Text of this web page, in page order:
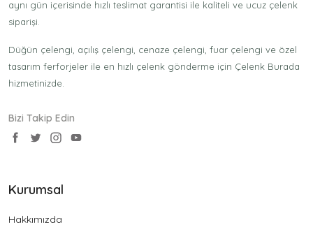
aynı gün içerisinde hızlı teslimat garantisi ile kaliteli ve ucuz çelenk
siparişi.
Düğün çelengi, açılış çelengi, cenaze çelengi, fuar çelengi ve özel
tasarım ferforjeler ile en hızlı çelenk gönderme için Çelenk Burada
hizmetinizde.
Bizi Takip Edin
Kurumsal
Hakkımızda